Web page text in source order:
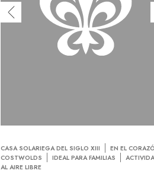
CASA SOLARIEGA DEL SIGLO XIII
EN EL
COSTWOLDS
IDEAL PARA FAMILIAS
AL AIRE LIBRE